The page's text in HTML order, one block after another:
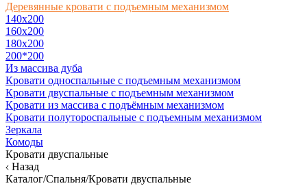
Деревянные кровати с подъемным механизмом
140x200
160х200
180х200
200*200
Из массива дуба
Кровати односпальные с подъемным механизмом
Кровати двуспальные с подъемным механизмом
Кровати из массива с подъёмным механизмом
Кровати полутороспальные с подъемным механизмом
Зеркала
Комоды
Кровати двуспальные
Назад
Каталог/Спальня/Кровати двуспальные